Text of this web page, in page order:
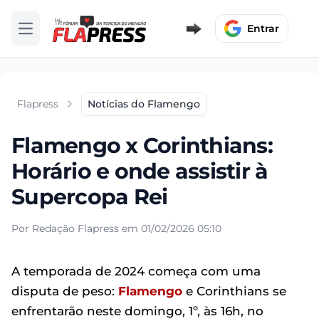
Abrir menu Entrar
Flapress Notícias do Flamengo
Flamengo x Corinthians:
Horário e onde assistir à
Supercopa Rei
Por Redação Flapress em 01/02/2026 05:10
A temporada de 2024 começa com uma
disputa de peso: Flamengo e Corinthians se
enfrentarão neste domingo, 1º, às 16h, no